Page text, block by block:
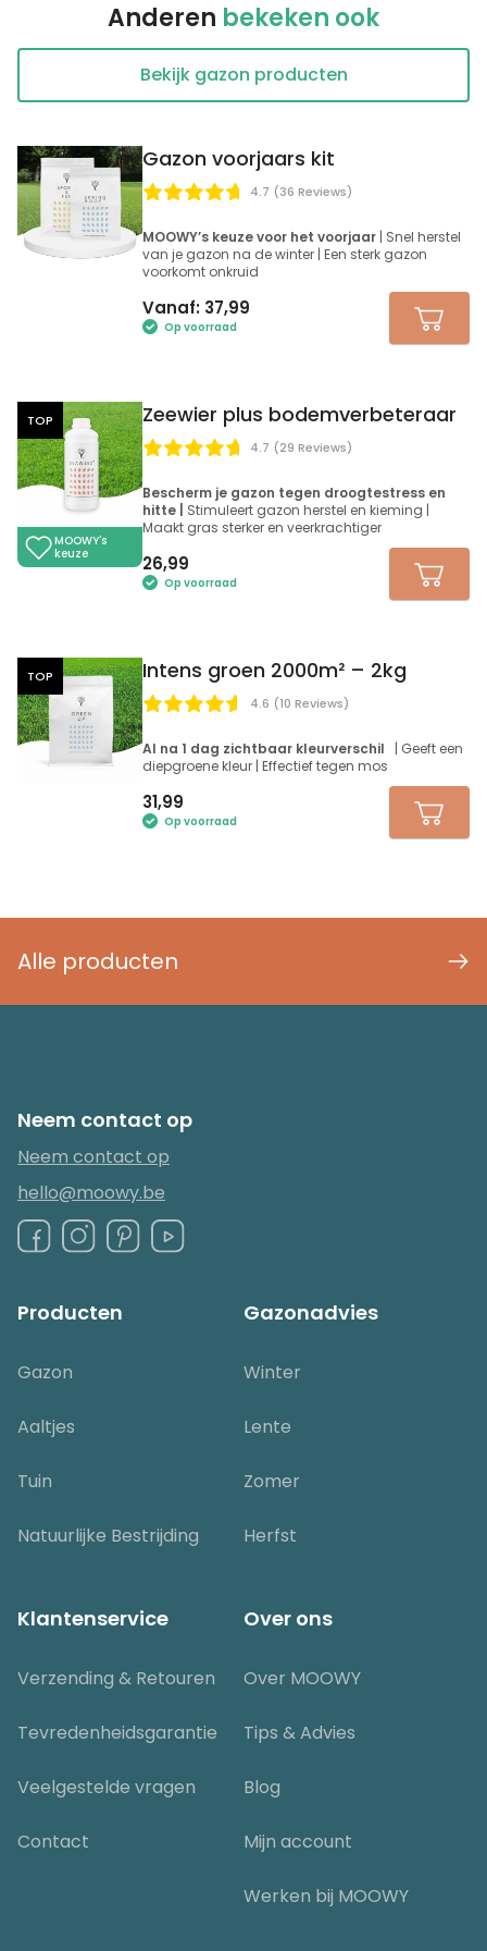
Anderen bekeken ook
Bekijk gazon producten
4.7 (36 Reviews)
Gazon voorjaars kit
MOOWY’s keuze voor het voorjaar | Snel herstel
van je gazon na de winter | Een sterk gazon
voorkomt onkruid
Vanaf: 37,99
Op voorraad
TOP
MOOWY's
keuze
4.7 (29 Reviews)
Zeewier plus bodemverbeteraar
Bescherm je gazon tegen droogtestress en
hitte | Stimuleert gazon herstel en kieming |
Maakt gras sterker en veerkrachtiger
26,99
Op voorraad
TOP
4.6 (10 Reviews)
Intens groen 2000m² – 2kg
Al na 1 dag zichtbaar kleurverschil
| Geeft een
diepgroene kleur | Effectief tegen mos
31,99
Op voorraad
Alle producten
Neem contact op
Neem contact op
hello@moowy.be
Producten
Gazon
Aaltjes
Tuin
Natuurlijke Bestrijding
Gazonadvies
Winter
Lente
Zomer
Herfst
Klantenservice
Verzending & Retouren
Tevredenheidsgarantie
Veelgestelde vragen
Contact
Over ons
Over MOOWY
Tips & Advies
Blog
Mijn account
Werken bij MOOWY